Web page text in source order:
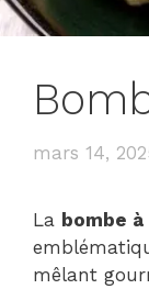
mars 14,
La bombe à
mêlant